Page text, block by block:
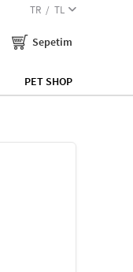
TR TL
Sepetim
PET SHOP